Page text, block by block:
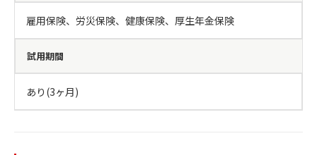
雇用保険、労災保険、健康保険、厚生年金保険
試用期間
あり(3ヶ月)